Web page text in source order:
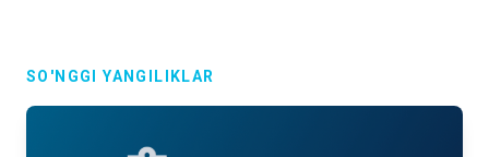
SO'NGGI YANGILIKLAR